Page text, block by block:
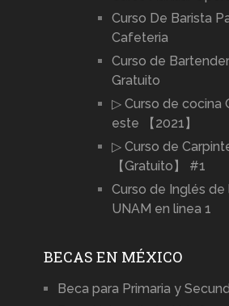
Curso De Barista
Cafeteria
Curso de Bartender
Gratuito
▷ Curso de cocina
este 【2021】
▷ Curso de
【Gratuito】 #1
Curso de Inglés de
UNAM en linea 1
BECAS EN MÉXICO
Beca para Primaria y